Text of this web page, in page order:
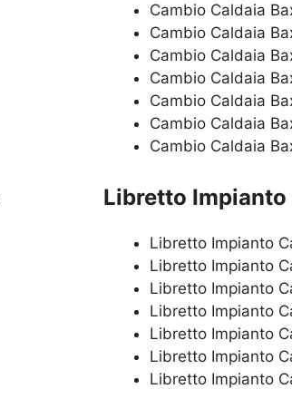
Cambio Caldaia
Cambio Caldaia
Cambio Caldaia
Cambio Caldaia
Cambio Caldaia
Cambio Caldaia
Cambio Caldaia
Libretto Impianto
Libretto Impianto
Libretto Impianto
Libretto Impianto
Libretto Impianto
Libretto Impianto
Libretto Impianto
Libretto Impianto